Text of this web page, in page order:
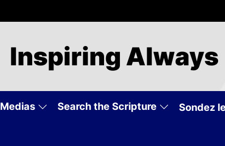
Inspiring Always
Medias Search the Scripture Sondez